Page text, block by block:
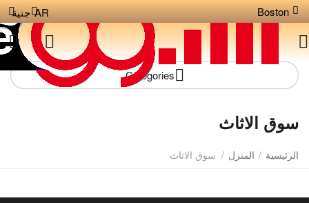
Boston جنية AR
Сategories
سوق الاثاث
الرئيسية / المنزل / سوق الاثاث